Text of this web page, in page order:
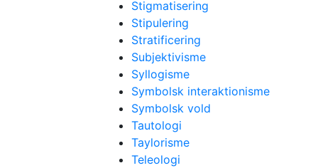
Stigmatisering
Stipulering
Stratificering
Subjektivisme
Syllogisme
Symbolsk interaktionisme
Symbolsk vold
Tautologi
Taylorisme
Teleologi